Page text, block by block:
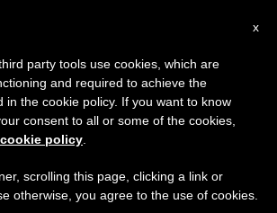
Tagged
Global’
×
al 7 de agosto haremos la pausa
que en el periodo de verano
informaciones y también el
x
party tools use cookies, which are
and required to achieve the
in the cookie policy. If you want to know
consent to all or some of the cookies,
cookie policy
scrolling this page, clicking a link or
otherwise, you agree to the use of cookies.